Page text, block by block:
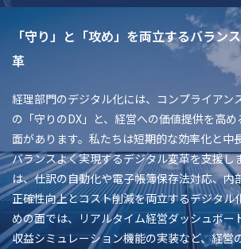
「守り」と「攻め」を両立するバラン
革
経理部門のデジタル化には、コンプライアン
の「守りのDX」と、経営への価値提供を高
面があります。私たちは短期的な効率化と中
バランスよく実現するデジタル変革を支援し
は、仕訳の自動化や電子帳簿保存法対応、内
正確性向上とコスト削減を両立するデジタル
めの面では、リアルタイム経営ダッシュボー
収益シミュレーション機能の実装など、経営